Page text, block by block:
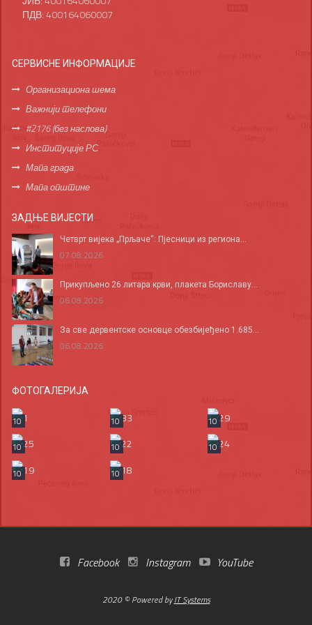
ПДВ: 400164060007
СЕРВИСНЕ ИНФОРМАЦИЈЕ
Организациона шема
Важнији телефони
#2176 (без наслова)
Институције РС
Мапа града
Мапа општине
ЗАДЊЕ ВИЈЕСТИ
Четврт вијека „Прљаче“: Пјесници из региона...
07.08.2026
Прикупљено 26 литара крви, плакета Бориславу...
06.08.2026
За све дервентске основце обезбијеђено 1.685...
06.08.2026
ФОТОГАЛЕРИЈА
10 10
10
10
10
10
10
10
Facebook Instagram YouTube
2020 © Powered byIT Systems